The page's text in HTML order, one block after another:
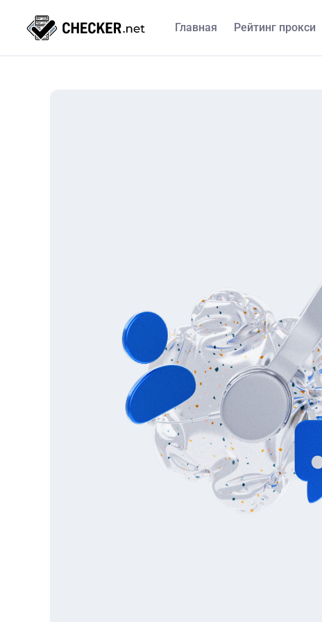
Главная Рейтинг прокси